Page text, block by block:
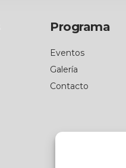
Programa
Eventos
Galería
Contacto